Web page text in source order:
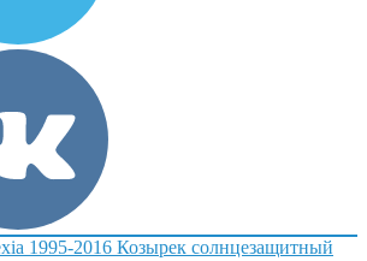
1995-2016 Козырек солнцезащитный